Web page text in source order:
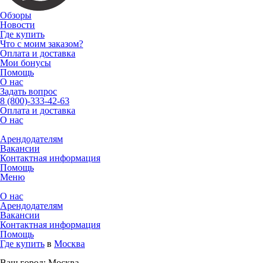
Обзоры
Новости
Где купить
Что с моим заказом?
Оплата и доставка
Мои бонусы
Помощь
О нас
Задать вопрос
8 (800)-333-42-63
Оплата и доставка
О нас
Арендодателям
Вакансии
Контактная информация
Помощь
Меню
О нас
Арендодателям
Вакансии
Контактная информация
Помощь
Где купить в Москва